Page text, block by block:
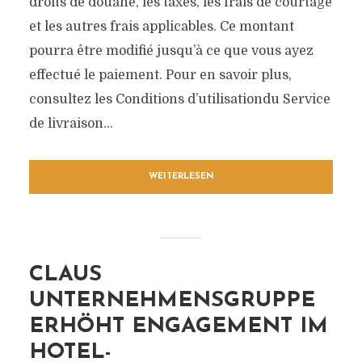
et les autres frais applicables. Ce montant
pourra être modifié jusqu’à ce que vous ayez
effectué le paiement. Pour en savoir plus,
consultez les Conditions d’utilisationdu Service
de livraison...
WEITERLESEN
CLAUS
UNTERNEHMENSGRUPPE
ERHÖHT ENGAGEMENT IM
HOTEL-